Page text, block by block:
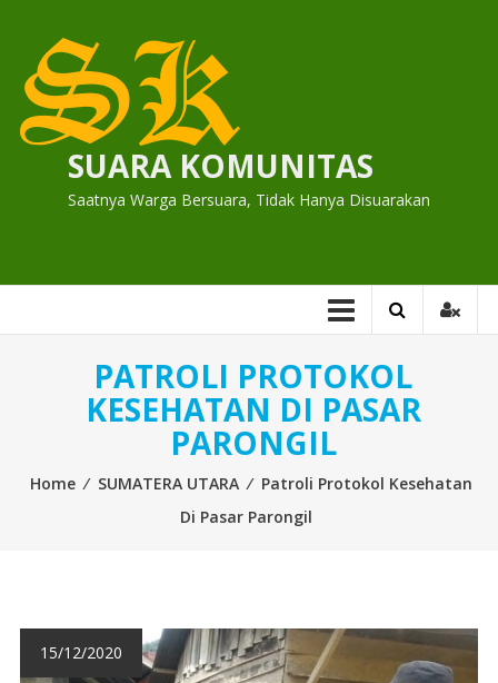
content
SUARA KOMUNITAS
Saatnya Warga Bersuara, Tidak Hanya Disuarakan
PATROLI PROTOKOL
KESEHATAN DI PASAR
PARONGIL
Home ⁄ SUMATERA UTARA ⁄ Patroli Protokol Kesehatan
Di Pasar Parongil
15/12/2020